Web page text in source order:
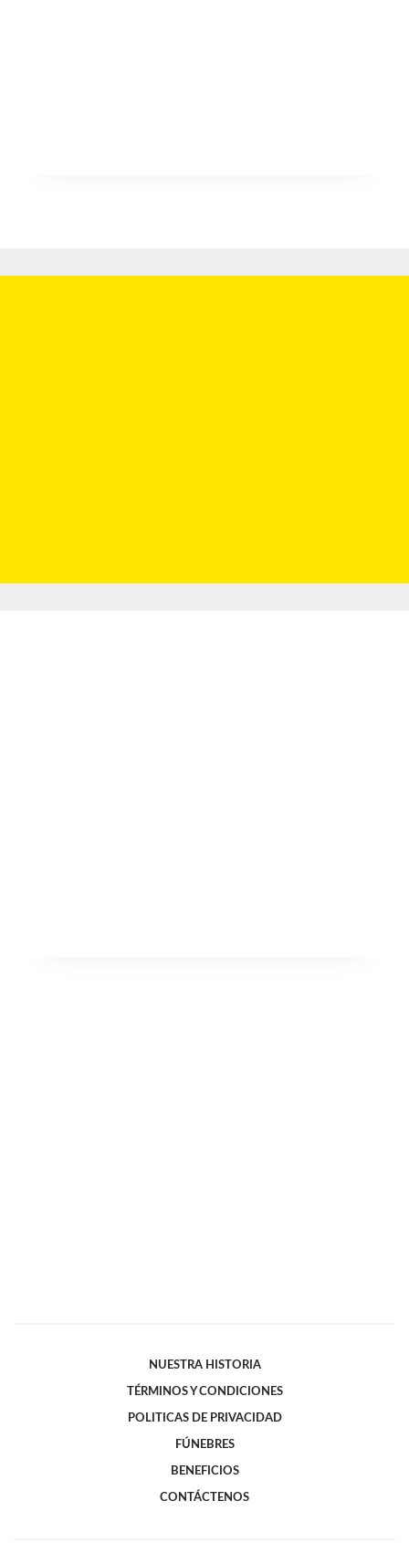
NUESTRA HISTORIA
TÉRMINOS Y CONDICIONES
POLITICAS DE PRIVACIDAD
FÚNEBRES
BENEFICIOS
CONTÁCTENOS